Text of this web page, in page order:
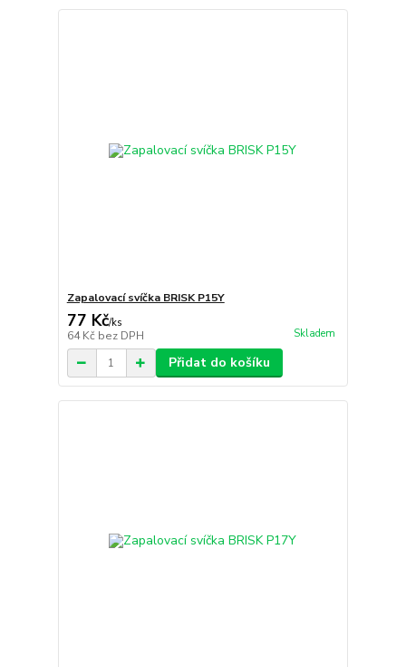
Zapalovací svíčka BRISK P15Y
77 Kč/ks
64 Kč bez DPH Skladem
Přidat do košíku